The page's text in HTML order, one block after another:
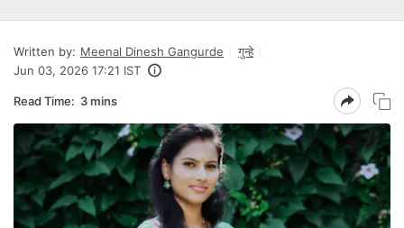
Written by: Meenal Dinesh Gangurde
गुन्हे
Jun 03, 2026 17:21 IST
Read Time: 3 mins